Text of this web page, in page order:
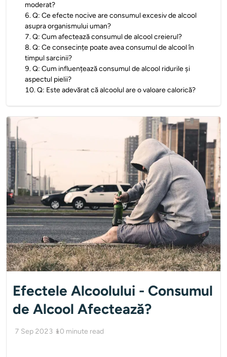
moderat?
6.Q: Ce efecte nocive are consumul excesiv de alcool
asupra organismului uman?
7.Q: Cum afectează consumul de alcool creierul?
8.Q: Ce consecințe poate avea consumul de alcool în
timpul sarcinii?
9.Q: Cum influențează consumul de alcool ridurile și
aspectul pielii?
10.Q: Este adevărat că alcoolul are o valoare calorică?
Efectele Alcoolului - Consumul
de Alcool Afectează?
7 Sep 2023 10 minute read